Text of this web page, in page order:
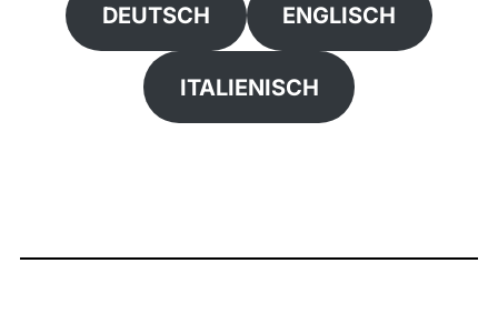
DEUTSCH ENGLISCH
ITALIENISCH